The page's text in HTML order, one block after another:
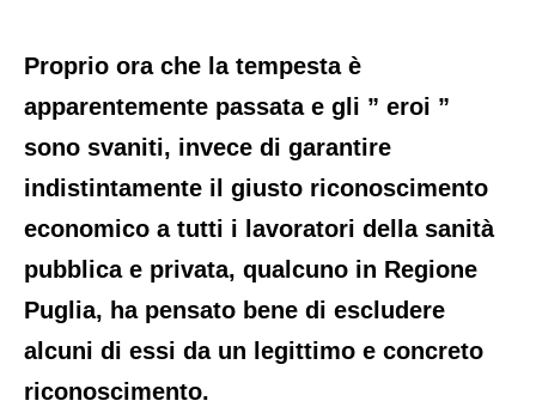
Proprio ora che la tempesta è
apparentemente passata e gli ” eroi ”
sono svaniti,​ invece di garantire
indistintamente il giusto riconoscimento
economico​ a tutti i lavoratori della sanità​
pubblica e privata, qualcuno in Regione
Puglia,​ ha pensato bene di escludere
alcuni di essi da un legittimo e concreto
riconoscimento.